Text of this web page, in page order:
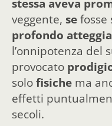
stessa aveva
veggente, se fosse
profondo
l’onnipotenza del
provocato
solo fisiche ma
effetti
secoli.